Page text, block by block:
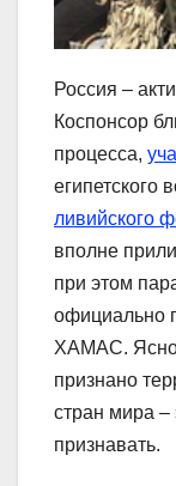
Россия –
Коспонсор
процесса,
египетского
ливийского
вполне
при этом
официально
ХАМАС.
признано
стран мира –
признавать.